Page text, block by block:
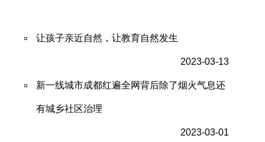
让孩子亲近自然，让教育自然发生
2023-03-13
新一线城市成都红遍全网背后除了烟火气息还
有城乡社区治理
2023-03-01